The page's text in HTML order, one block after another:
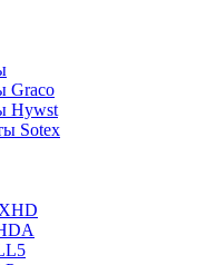
Graco
Hywst
Sotex